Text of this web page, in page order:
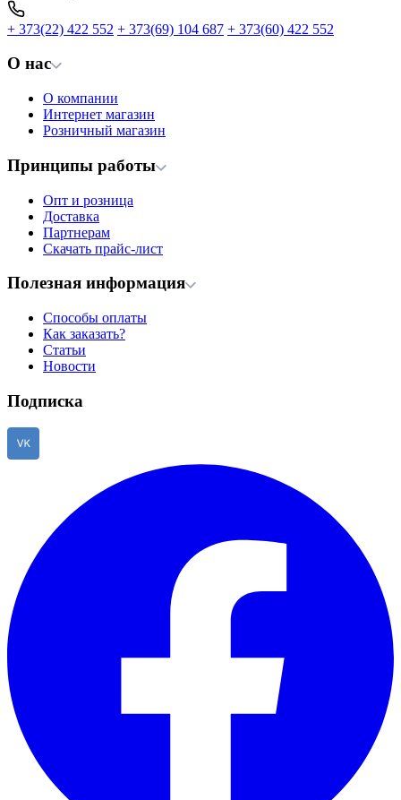
+ 373(22) 422 552 + 373(69) 104 687 + 373(60) 422 552
О нас
О компании
Интернет магазин
Розничный магазин
Принципы работы
Опт и розница
Доставка
Партнерам
Скачать прайс-лист
Полезная информация
Способы оплаты
Как заказать?
Статьи
Новости
Подписка